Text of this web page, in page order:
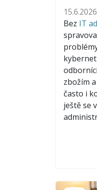
15.6.2026
Bez IT
zbožím
často i
ještě se